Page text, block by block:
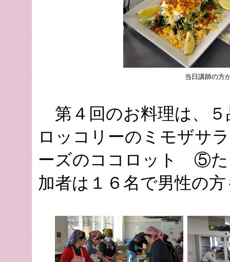
当日講師の方
第４回のお料理は、
ロッコリーのミモザ
ーズのココロット ⑤た
加者は１６名で男性の